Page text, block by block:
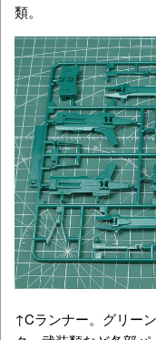
類。
↑Cランナー。グリー